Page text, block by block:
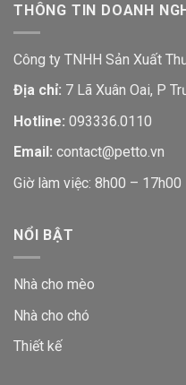
THÔNG TIN DOANH
Công ty TNHH Sản Xuất
Địa chỉ: 7 Lã Xuân Oai, P
Hotline: 093336.0110
Email: contact@petto.vn
Giờ làm việc: 8h00 – 17h00
NỔI BẬT
Nhà cho mèo
Nhà cho chó
Thiết kế